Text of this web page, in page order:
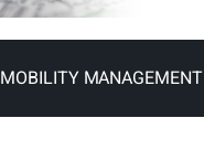
MOBILITY MANAGEMENT